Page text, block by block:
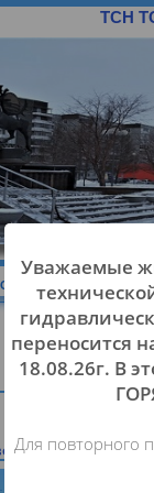
Объявления
/Все
Для